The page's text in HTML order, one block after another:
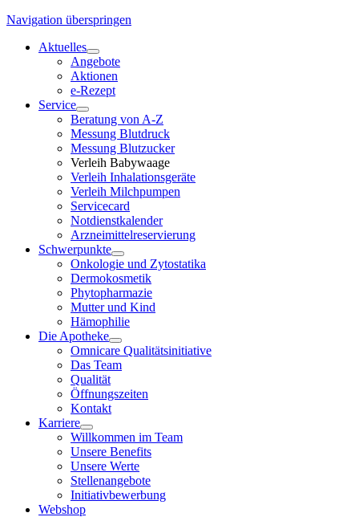
Navigation überspringen
Aktuelles
Angebote
Aktionen
e-Rezept
Service
Beratung von A-Z
Messung Blutdruck
Messung Blutzucker
Verleih Babywaage
Verleih Inhalationsgeräte
Verleih Milchpumpen
Servicecard
Notdienstkalender
Arzneimittelreservierung
Schwerpunkte
Onkologie und Zytostatika
Dermokosmetik
Phytopharmazie
Mutter und Kind
Hämophilie
Die Apotheke
Omnicare Qualitätsinitiative
Das Team
Qualität
Öffnungszeiten
Kontakt
Karriere
Willkommen im Team
Unsere Benefits
Unsere Werte
Stellenangebote
Initiativbewerbung
Webshop